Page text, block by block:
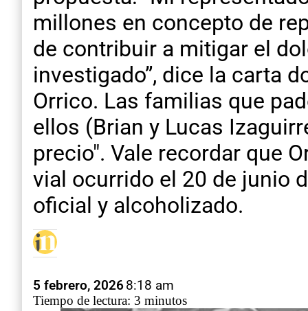
millones en concepto de
de contribuir a mitigar el
investigado”, dice la carta
Orrico. Las familias que
ellos (Brian y Lucas
precio". Vale recordar que
vial ocurrido el 20 de junio
oficial y alcoholizado.
5 febrero, 20268:18 am
Tiempo de lectura: 3 minutos